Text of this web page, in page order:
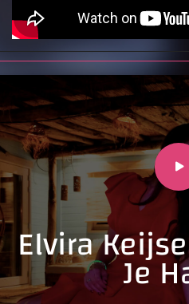
Elvira Je